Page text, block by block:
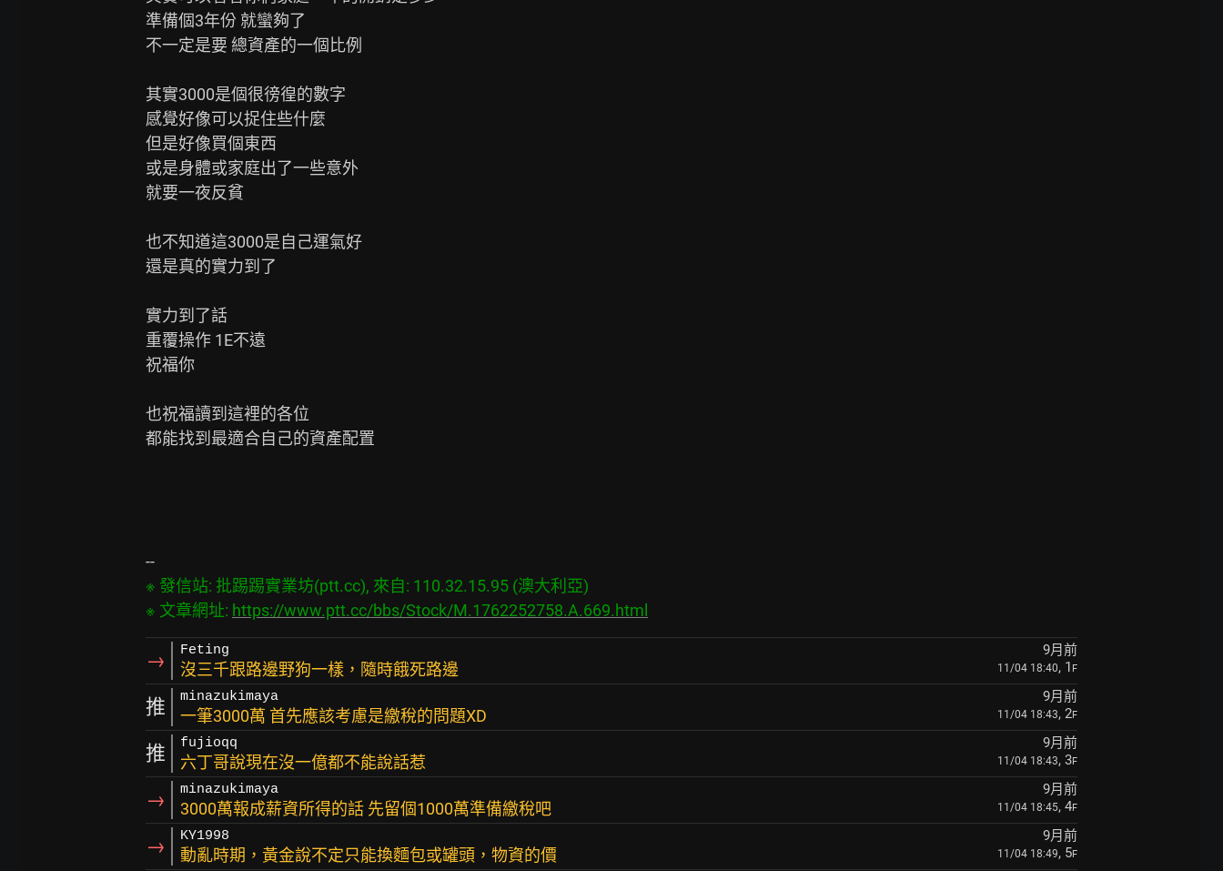
準備個3年份 就蠻夠了
不一定是要 總資產的一個比例
其實3000是個很徬徨的數字
感覺好像可以捉住些什麼
但是好像買個東西
或是身體或家庭出了一些意外
就要一夜反貧
也不知道這3000是自己運氣好
還是真的實力到了
實力到了話
重覆操作 1E不遠
祝福你
也祝福讀到這裡的各位
都能找到最適合自己的資產配置
※ 發信站: 批踢踢實業坊(ptt.cc), 來自: 110.32.15.95 (澳大利亞)
※ 文章網址: https://www.ptt.cc/bbs/Stock/M.1762252758.A.669.html
→ Feting 9月前
沒三千跟路邊野狗一樣，隨時餓死路邊 11/04 18:40, 1 F
推 minazukimaya 9月前
一筆3000萬 首先應該考慮是繳稅的問題XD 11/04 18:43, 2F
推 fujioqq 9月前
六丁哥說現在沒一億都不能說話惹 11/04 18:43, 3F
→ minazukimaya 9月前
3000萬報成薪資所得的話 先留個1000萬準備繳稅吧 11/04 18:45, 4F
→ KY1998 9月前
動亂時期，黃金說不定只能換麵包或罐頭，物資的價 11/04 18:49, 5F